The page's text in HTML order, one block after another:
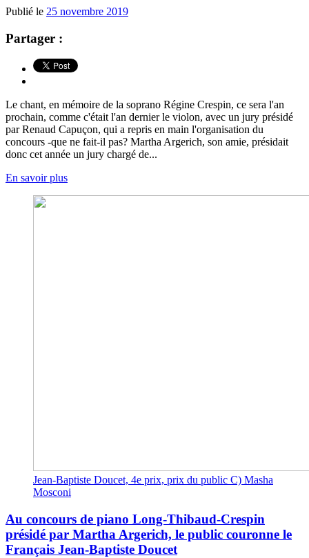
Publié le 25 novembre 2019
Partager :
Le chant, en mémoire de la soprano Régine Crespin, ce sera l'an
prochain, comme c'était l'an dernier le violon, avec un jury présidé
par Renaud Capuçon, qui a repris en main l'organisation du
concours -que ne fait-il pas? Martha Argerich, son amie, présidait
donc cet année un jury chargé de...
En savoir plus
Jean-Baptiste Doucet, 4e prix, prix du public C) Masha
Mosconi
Au concours de piano Long-Thibaud-Crespin
présidé par Martha Argerich, le public couronne le
Français Jean-Baptiste Doucet